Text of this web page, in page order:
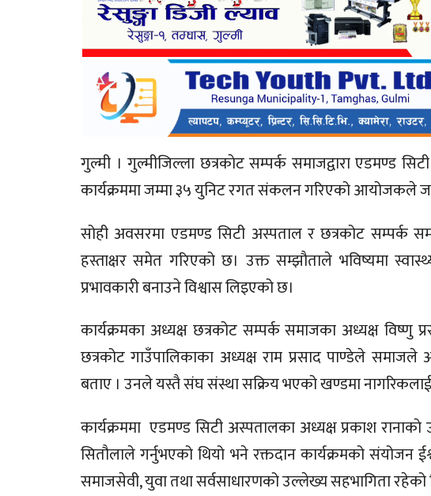
गुल्मी । गुल्मीजिल्ला छत्रकाेट सम्पर्क समाजद्वारा एडमण्ड
कार्यक्रममा जम्मा ३५ युनिट रगत संकलन गरिएको आयोजकले
सोही अवसरमा एडमण्ड सिटी अस्पताल र छत्रकोट सम्पर्क
हस्ताक्षर समेत गरिएको छ। उक्त सम्झौताले भविष्यमा
प्रभावकारी बनाउने विश्वास लिइएको छ।
कार्यक्रमका अध्यक्ष छत्रकोट सम्पर्क समाजका अध्यक्ष विष्णु
छत्रकोट गाउँपालिकाका अध्यक्ष राम प्रसाद पाण्डेले
बताए । उनले यस्तै संघ संस्था सक्रिय भएको खण्डमा
कार्यक्रममा एडमण्ड सिटी अस्पतालका अध्यक्ष प्रकाश
सितौलाले गर्नुभएको थियो भने रक्तदान कार्यक्रमको संयोजन
समाजसेवी, युवा तथा सर्वसाधारणको उल्लेख्य सहभागिता रहेको